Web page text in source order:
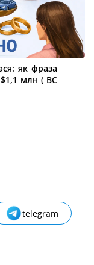
як фраза
млн ( ВС
telegram